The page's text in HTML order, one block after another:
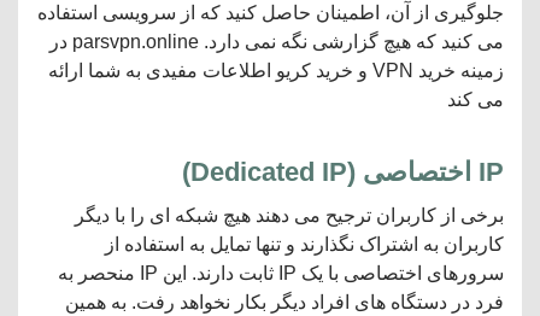
جلوگیری از آن، اطمینان حاصل کنید که از سرویسی استفاده
می کنید که هیچ گزارشی نگه نمی دارد. parsvpn.online در
زمینه خرید VPN و خرید کریو اطلاعات مفیدی به شما ارائه
می کند
IP اختصاصی (
Dedicated IP
)
برخی از کاربران ترجیح می دهند هیچ شبکه ای را با دیگر
کاربران به اشتراک نگذارند و تنها تمایل به استفاده از
سرورهای اختصاصی با یک IP ثابت دارند. این IP منحصر به
فرد در دستگاه های افراد دیگر بکار نخواهد رفت. به همین